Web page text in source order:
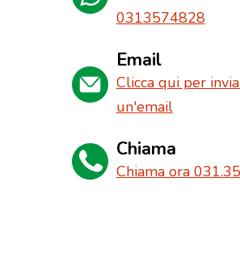
0313574828
Email
Clicca qui per
un'email
Chiama
Chiama ora